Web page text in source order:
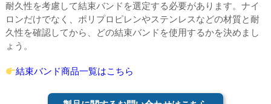
耐久性を考慮して結束バンドを選定する必要があります。ナイ
ロンだけでなく、ポリプロピレンやステンレスなどの材質と耐
久性を確認してから、どの結束バンドを使用するかを決めまし
ょう。
結束バンド商品一覧はこちら